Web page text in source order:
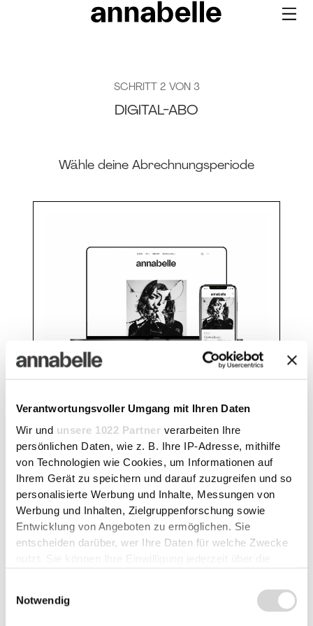
Verantwortungsvoller Umgang mit Ihren Daten
Wir und unsere 1022 Partner verarbeiten Ihre
persönlichen Daten, wie z. B. Ihre IP-Adresse, mithilfe
von Technologien wie Cookies, um Informationen auf
Ihrem Gerät zu speichern und darauf zuzugreifen und so
personalisierte Werbung und Inhalte, Messungen von
Werbung und Inhalten, Zielgruppenforschung sowie
Entwicklung von Angeboten zu ermöglichen. Sie
entscheiden darüber, wer Ihre Daten für welche Zwecke
nutzt. Sie können Ihre Einwilligung jederzeit über die
Notwendig
SCHRITT 2 VON 3
DIGITAL-ABO
Wähle deine Abrechnungsperiode
E-Paper «annabelle»
Newsletter